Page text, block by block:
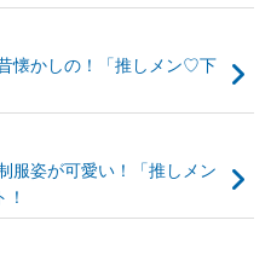
懐かしの！「推しメン♡下
服姿が可愛い！「推しメン